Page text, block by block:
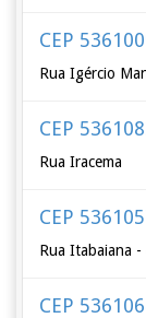
CEP
Rua Igércio
CEP
Rua Iracema
CEP
Rua Itabaiana
CEP